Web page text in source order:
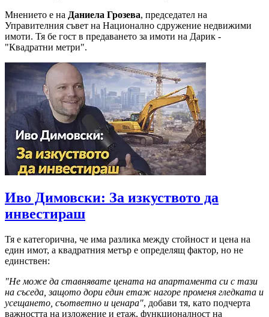
Мнението е на Даниела Грозева, председател на
Управителния съвет на Национално сдружение недвижими
имоти. Тя бе гост в предаването за имоти на Дарик -
"Квадратни метри".
Иво Димовски: За изкуството да
инвестираш
Тя е категорична, че има разлика между стойност и цена на
един имот, а квадратния метър е определящ фактор, но не
единствен:
"Не може да ставнявате цената на апартамента си с тази
на съседа, защото дори един етаж нагоре променя гледката и
усещането, съответно и ценара", добави тя, като подчерта
важността на изложение и етаж, функционалност на